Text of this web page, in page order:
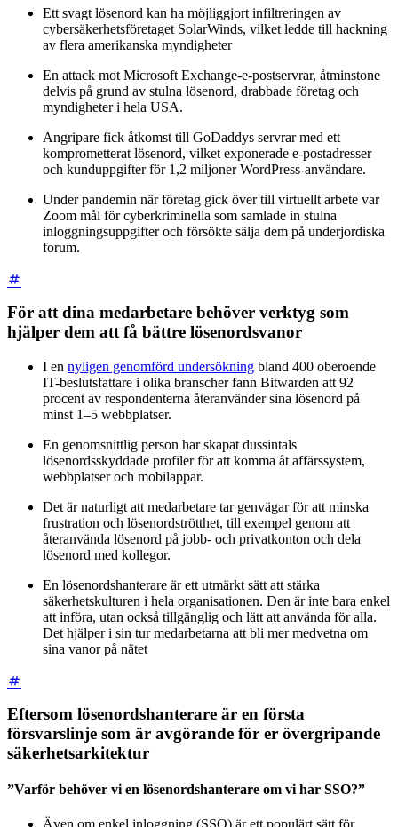
Ett svagt lösenord kan ha möjliggjort infiltreringen av
cybersäkerhetsföretaget SolarWinds, vilket ledde till hackning
av flera amerikanska myndigheter
En attack mot Microsoft Exchange-e-postservrar, åtminstone
delvis på grund av stulna lösenord, drabbade företag och
myndigheter i hela USA.
Angripare fick åtkomst till GoDaddys servrar med ett
komprometterat lösenord, vilket exponerade e-postadresser
och kunduppgifter för 1,2 miljoner WordPress-användare.
Under pandemin när företag gick över till virtuellt arbete var
Zoom mål för cyberkriminella som samlade in stulna
inloggningsuppgifter och försökte sälja dem på underjordiska
forum.
För att dina medarbetare behöver verktyg som
hjälper dem att få bättre lösenordsvanor
I en nyligen genomförd undersökning bland 400 oberoende
IT-beslutsfattare i olika branscher fann Bitwarden att 92
procent av respondenterna återanvänder sina lösenord på
minst 1–5 webbplatser.
En genomsnittlig person har skapat dussintals
lösenordsskyddade profiler för att komma åt affärssystem,
webbplatser och mobilappar.
Det är naturligt att medarbetare tar genvägar för att minska
frustration och lösenordströtthet, till exempel genom att
återanvända lösenord på jobb- och privatkonton och dela
lösenord med kollegor.
En lösenordshanterare är ett utmärkt sätt att stärka
säkerhetskulturen i hela organisationen. Den är inte bara enkel
att införa, utan också tillgänglig och lätt att använda för alla.
Det hjälper i sin tur medarbetarna att bli mer medvetna om
sina vanor på nätet
Eftersom lösenordshanterare är en första
försvarslinje som är avgörande för er övergripande
säkerhetsarkitektur
”Varför behöver vi en lösenordshanterare om vi har SSO?”